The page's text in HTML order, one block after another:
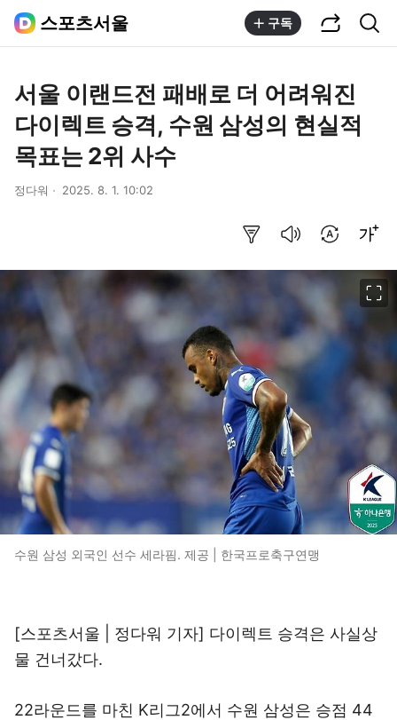
스포츠서울 구독
서울 이랜드전 패배로 더 어려워진
다이렉트 승격, 수원 삼성의 현실적
목표는 2위 사수
정다워 2025. 8. 1. 10:02
수원 삼성 외국인 선수 세라핌. 제공 | 한국프로축구연맹
[스포츠서울 | 정다워 기자] 다이렉트 승격은 사실상
물 건너갔다.
22라운드를 마친 K리그2에서 수원 삼성은 승점 44